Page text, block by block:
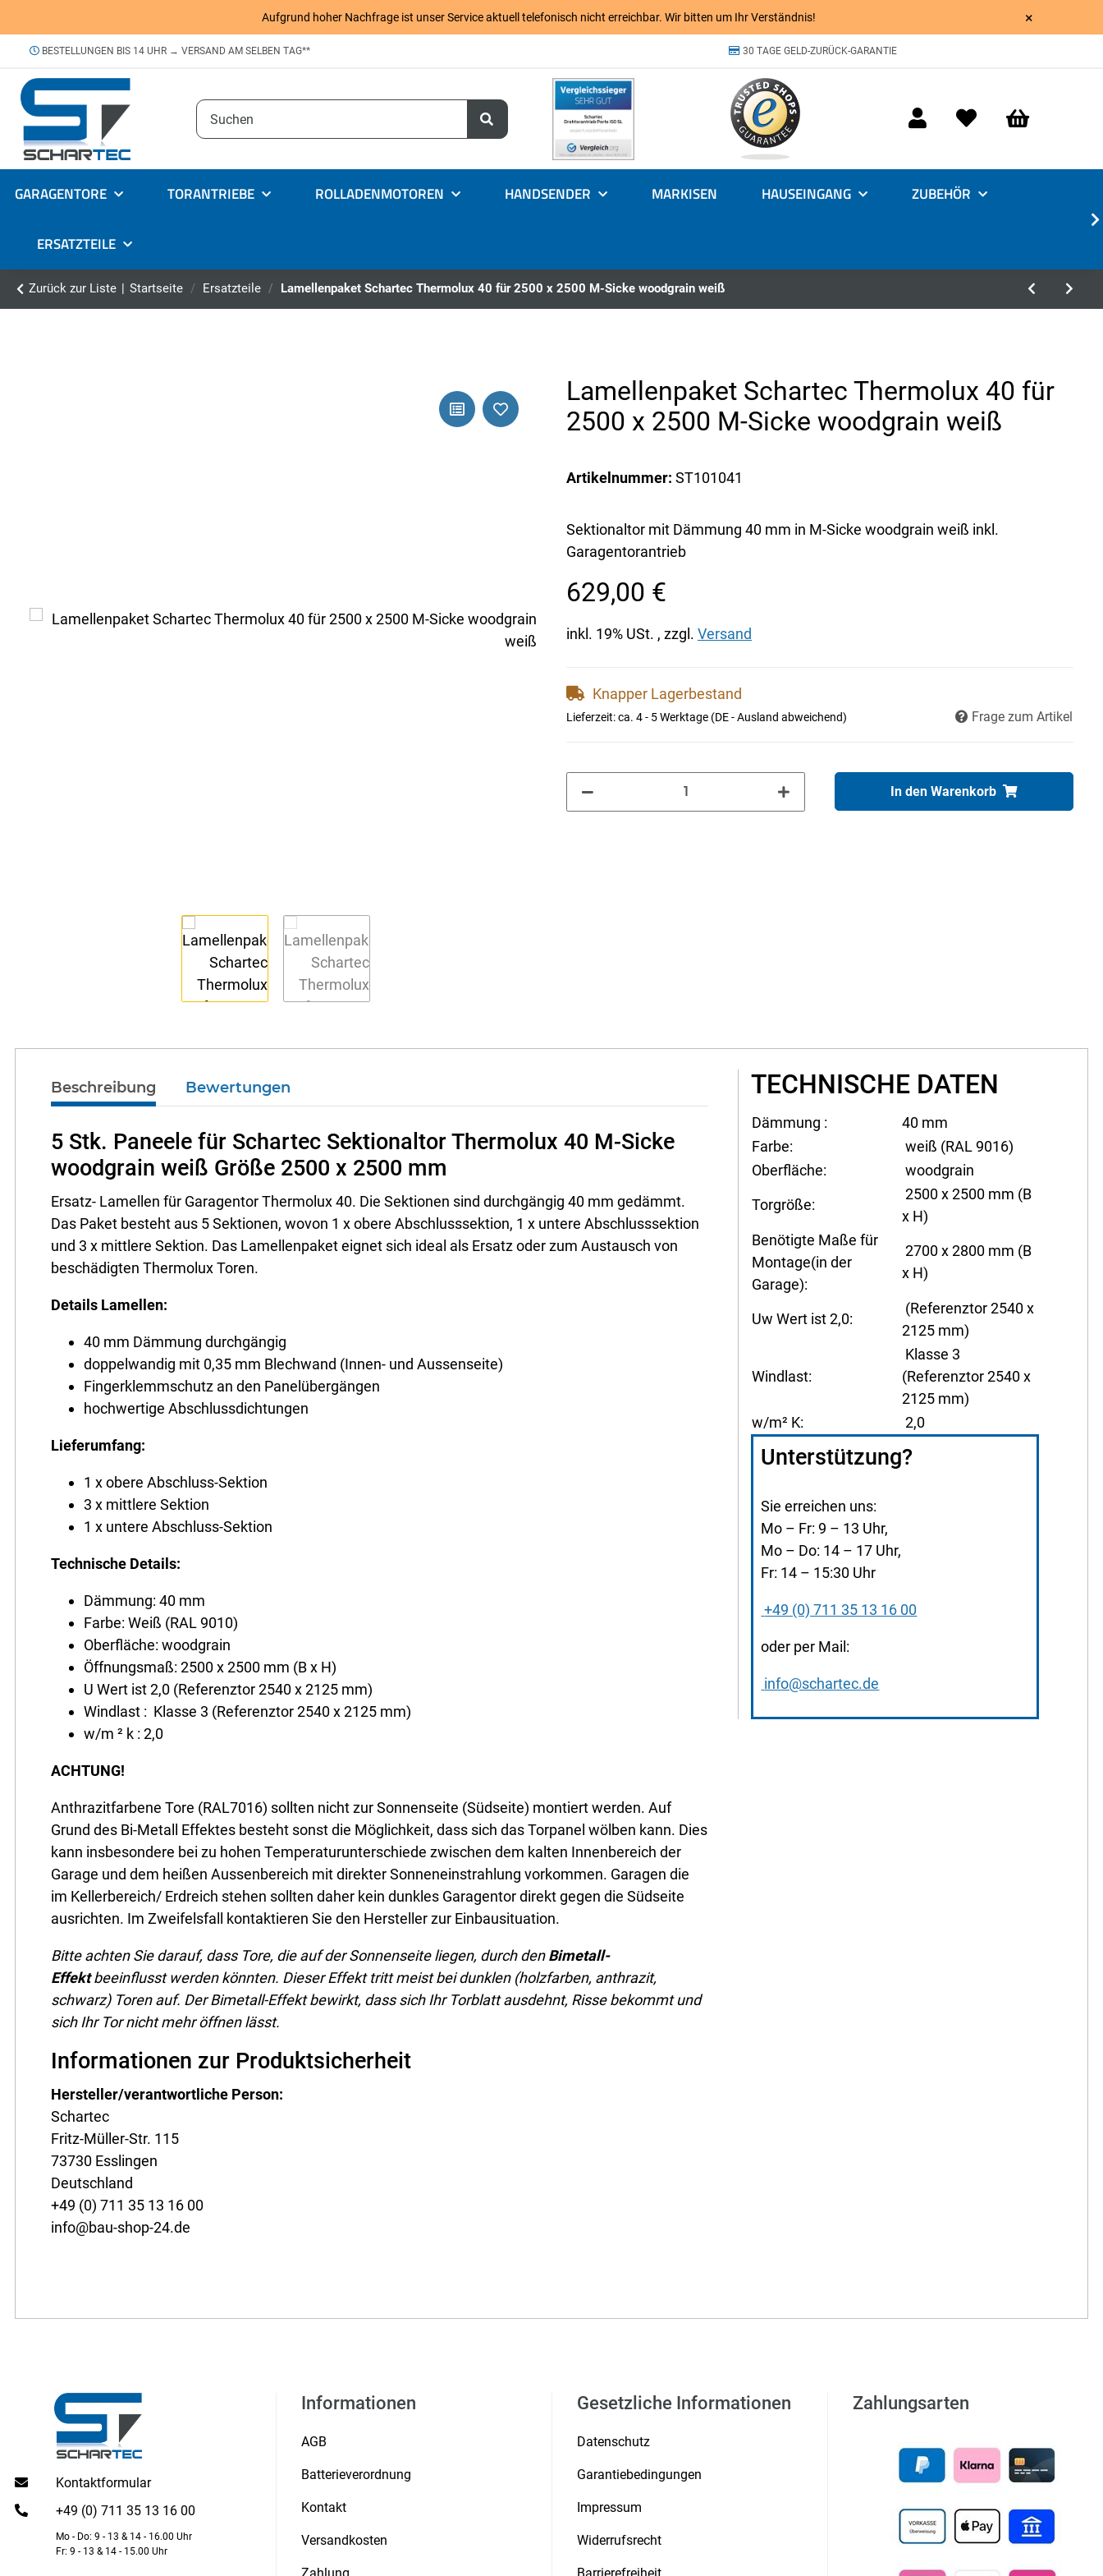
Aufgrund hoher Nachfrage ist unser Service aktuell telefonisch nicht erreichbar. Wir bitten um Ihr Verständnis! ×
BESTELLUNGEN BIS 14 UHR → VERSAND AM SELBEN TAG** 30 TAGE GELD-ZURÜCK-GARANTIE
GARAGENTORE TORANTRIEBE ROLLADENMOTOREN HANDSENDER MARKISEN HAUSEINGANG ZUBEHÖR
ERSATZTEILE
Zurück zur Liste Startseite Ersatzteile Lamellenpaket Schartec Thermolux 40 für 2500 x 2500 M-Sicke woodgrain weiß
Lamellenpaket Schartec Thermolux 40 für
2500 x 2500 M-Sicke woodgrain weiß
Artikelnummer: ST101041
Sektionaltor mit Dämmung 40 mm in M-Sicke woodgrain weiß inkl.
Garagentorantrieb
629,00 €
inkl. 19% USt. , zzgl. Versand
Knapper Lagerbestand
Lieferzeit:ca. 4 - 5 Werktage (DE - Ausland abweichend) Frage zum Artikel
In den Warenkorb
Beschreibung Bewertungen
5 Stk. Paneele für Schartec Sektionaltor Thermolux 40 M-Sicke
woodgrain weiß Größe 2500 x 2500 mm
Ersatz- Lamellen für Garagentor Thermolux 40. Die Sektionen sind durchgängig 40 mm gedämmt.
Das Paket besteht aus 5 Sektionen, wovon 1 x obere Abschlusssektion, 1 x untere Abschlusssektion
und 3 x mittlere Sektion. Das Lamellenpaket eignet sich ideal als Ersatz oder zum Austausch von
beschädigten Thermolux Toren.
Details Lamellen:
40 mm Dämmung durchgängig
doppelwandig mit 0,35 mm Blechwand (Innen- und Aussenseite)
Fingerklemmschutz an den Panelübergängen
hochwertige Abschlussdichtungen
Lieferumfang:
1 x obere Abschluss-Sektion
3 x mittlere Sektion
1 x untere Abschluss-Sektion
Technische Details:
Dämmung: 40 mm
Farbe: Weiß (RAL 9010)
Oberfläche: woodgrain
Öffnungsmaß: 2500 x 2500 mm (B x H)
U Wert ist 2,0 (Referenztor 2540 x 2125 mm)
Windlast : Klasse 3 (Referenztor 2540 x 2125 mm)
w/m ² k : 2,0
ACHTUNG!
Anthrazitfarbene Tore (RAL7016) sollten nicht zur Sonnenseite (Südseite) montiert werden. Auf
Grund des Bi-Metall Effektes besteht sonst die Möglichkeit, dass sich das Torpanel wölben kann. Dies
kann insbesondere bei zu hohen Temperaturunterschiede zwischen dem kalten Innenbereich der
Garage und dem heißen Aussenbereich mit direkter Sonneneinstrahlung vorkommen. Garagen die
im Kellerbereich/ Erdreich stehen sollten daher kein dunkles Garagentor direkt gegen die Südseite
ausrichten. Im Zweifelsfall kontaktieren Sie den Hersteller zur Einbausituation.
Bitte achten Sie darauf, dass Tore, die auf der Sonnenseite liegen, durch denBimetall-
Effektbeeinflusst werden könnten. Dieser Effekt tritt meist bei dunklen (holzfarben, anthrazit,
schwarz) Toren auf. Der Bimetall-Effekt bewirkt, dass sich Ihr Torblatt ausdehnt, Risse bekommt und
sich Ihr Tor nicht mehr öffnen lässt.
Informationen zur Produktsicherheit
Hersteller/verantwortliche Person:
Schartec
Fritz-Müller-Str. 115
73730 Esslingen
Deutschland
+49 (0) 711 35 13 16 00
info@bau-shop-24.de
TECHNISCHE DATEN
Dämmung :
40 mm
Farbe:
weiß (RAL 9016)
Oberfläche:
woodgrain
Torgröße:
2500 x 2500 mm (B
x H)
Benötigte Maße für
Montage(in der
Garage):
2700 x 2800 mm (B
x H)
Uw Wert ist 2,0:
(Referenztor 2540 x
2125 mm)
Windlast:
Klasse 3
(Referenztor 2540 x
2125 mm)
w/m² K:
2,0
Unterstützung?
Sie erreichen uns:
Mo – Fr: 9 – 13 Uhr,
Mo – Do: 14 – 17 Uhr,
Fr: 14 – 15:30 Uhr
+49 (0) 711 35 13 16 00
oder per Mail:
info@schartec.de
Kontaktformular
+49 (0) 711 35 13 16 00
Mo - Do: 9 - 13 & 14 - 16.00 Uhr
Fr: 9 - 13 & 14 - 15.00 Uhr
Informationen
AGB
Batterieverordnung
Kontakt
Versandkosten
Gesetzliche Informationen
Datenschutz
Garantiebedingungen
Impressum
Widerrufsrecht
Zahlungsarten